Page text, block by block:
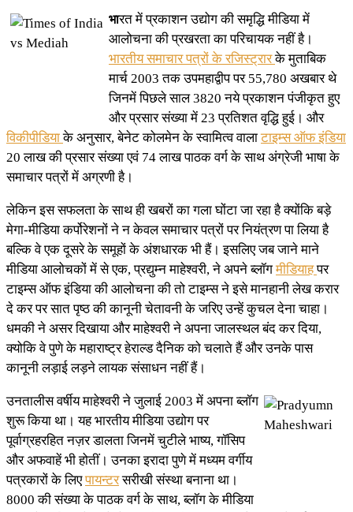
भारत में प्रकाशन उद्योग की समृद्धि मीडिया में
आलोचना की प्रखरता का परिचायक नहीं है।
भारतीय समाचार पत्रों के रजिस्ट्रारके मुताबिक
मार्च 2003 तक उपमहाद्वीप पर 55,780 अखबार थे
जिनमें पिछले साल 3820 नये प्रकाशन पंजीकृत हुए
और प्रसार संख्या में 23 प्रतिशत वृद्धि हुई। और
विकीपीडियाके अनुसार, बेनेट कोलमेन के स्वामित्व वालाटाइम्स ऑफ इंडिया
20 लाख की प्रसार संख्या एवं 74 लाख पाठक वर्ग के साथ अंग्रेजी भाषा के
समाचार पत्रों में अग्रणी है।
लेकिन इस सफलता के साथ ही खबरों का गला घोंटा जा रहा है क्योंकि बड़े
मेगा-मीडिया कर्पोरेशनों ने न केवल समाचार पत्रों पर नियंत्रण पा लिया है
बल्कि वे एक दूसरे के समूहों के अंशधारक भी हैं। इसलिए जब जाने माने
मीडिया आलोचकों में से एक, प्रद्युम्न माहेश्वरी, ने अपने ब्लॉगमीडियाहपर
टाइम्स ऑफ इंडिया की आलोचना की तो टाइम्स ने इसे मानहानी लेख करार
दे कर पर सात पृष्ठ की कानूनी चेतावनी के जरिए उन्हें कुचल देना चाहा।
धमकी ने असर दिखाया और माहेश्वरी ने अपना जालस्थल बंद कर दिया,
क्योकि वे पुणे के महाराष्ट्र हेराल्ड दैनिक को चलाते हैं और उनके पास
कानूनी लड़ाई लड़ने लायक संसाधन नहीं हैं।
उनतालीस वर्षीय माहेश्वरी ने जुलाई 2003 में अपना ब्लॉग
शुरू किया था। यह भारतीय मीडिया उद्योग पर
पूर्वाग्रहरहित नज़र डालता जिनमें चुटीले भाष्य, गॉसिप
और अफवाहें भी होतीं। उनका इरादा पुणे में मध्यम वर्गीय
पत्रकारों के लिएपायन्टरसरीखी संस्था बनाना था।
8000 की संख्या के पाठक वर्ग के साथ, ब्लॉग के मीडिया